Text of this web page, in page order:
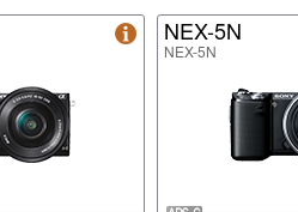
NEX-5N
NEX-5N